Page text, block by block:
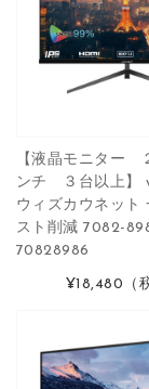
【液晶モニター
ンチ ３台以上】
ウィズカウネット
スト削減 7082-
70828986
¥18,480 （